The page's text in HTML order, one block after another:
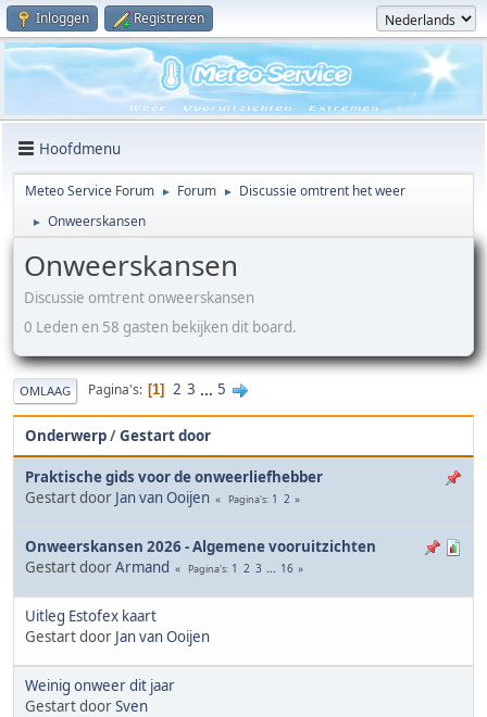
Inloggen Registreren
Hoofdmenu
Meteo Service Forum ► Forum ► Discussie omtrent het weer
► Onweerskansen
Onweerskansen
Discussie omtrent onweerskansen
0 Leden en 58 gasten bekijken dit board.
OMLAAG Pagina's 1 2 3 ... 5
Onderwerp/Gestart door
Praktische gids voor de onweerliefhebber
Gestart door Jan van Ooijen Pagina's 1 2
Onweerskansen 2026 - Algemene vooruitzichten
Gestart doorArmand Pagina's 1 2 3 ... 16
Uitleg Estofex kaart
Gestart door Jan van Ooijen
Weinig onweer dit jaar
Gestart doorSven